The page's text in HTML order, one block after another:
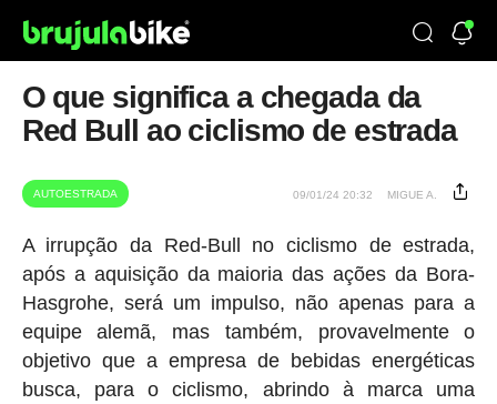
O que significa a chegada da
Red Bull ao ciclismo de estrada
AUTOESTRADA 09/01/24 20:32 MIGUE A.
A irrupção da Red-Bull no ciclismo de estrada,
após a aquisição da maioria das ações da Bora-
Hasgrohe, será um impulso, não apenas para a
equipe alemã, mas também, provavelmente o
objetivo que a empresa de bebidas energéticas
busca, para o ciclismo, abrindo à marca uma